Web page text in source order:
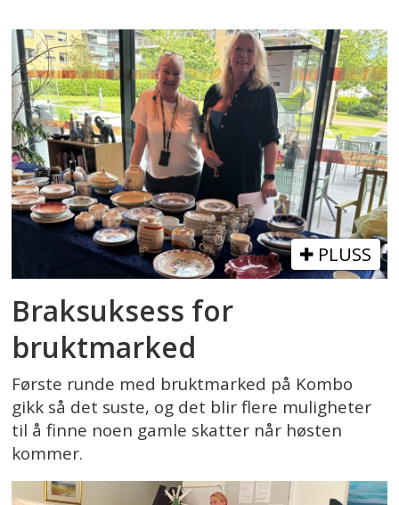
PLUSS
Braksuksess for
bruktmarked
Første runde med bruktmarked på Kombo
gikk så det suste, og det blir flere muligheter
til å finne noen gamle skatter når høsten
kommer.